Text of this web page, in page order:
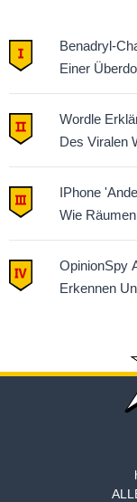
Benadryl-
Einer
Wordle
Des Viralen
IPhone
Wie
OpinionSpy
Erkennen